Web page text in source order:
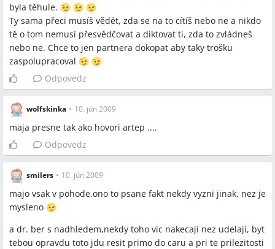
byla těhule.
Ty sama přeci musíš vědět, zda se na to cítíš nebo ne a nikdo
tě o tom nemusí přesvědčovat a diktovat ti, zda to zvládneš
nebo ne. Chce to jen partnera dokopat aby taky trošku
zaspolupracoval
Odpovedz
wolfskinka • 10. jún 2009
maja presne tak ako hovori artep ....
Odpovedz
smilers • 10. jún 2009
majo vsak v pohode.ono to psane fakt nekdy vyzni jinak, nez je
mysleno
a dr. ber s nadhledem,nekdy toho vic nakecaji nez udelaji, byt
tebou opravdu toto jdu resit primo do caru a pri te prilezitosti